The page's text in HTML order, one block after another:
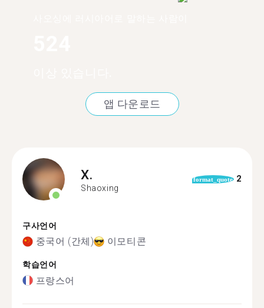
앱 다운로드
X.
Shaoxing
format_quote 2
구사언어
중국어 (간체) 이모티콘
학습언어
프랑스어